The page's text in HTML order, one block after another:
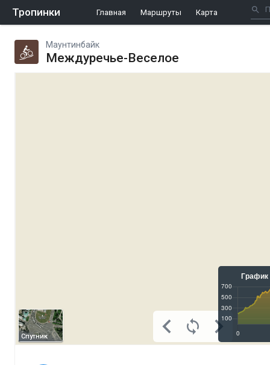
Тропинки Главная Маршруты Карта
Маунтинбайк
Междуречье-Веселое
Спутник